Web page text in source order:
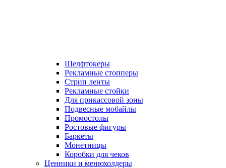
Шелфтокеры
Рекламные стопперы
Стрип ленты
Рекламные стойки
Для прикассовой зоны
Подвесные мобайлы
Промостолы
Ростовые фигуры
Баркеты
Монетницы
Коробки для чеков
Ценники и менюхолдеры